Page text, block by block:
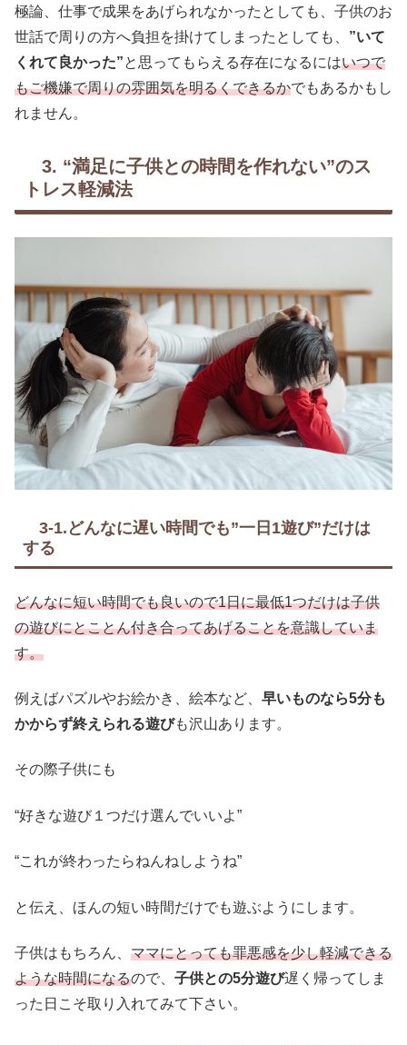
極論、仕事で成果をあげられなかったとしても、子供のお
世話で周りの方へ負担を掛けてしまったとしても、 ”いて
くれて良かった”と思ってもらえる存在になるにはいつで
もご機嫌で周りの雰囲気を明るくできるかでもあるかもし
れません。
3. “満足に子供との時間を作れない”のス
トレス軽減法
3-1.どんなに遅い時間でも”一日1遊び”だけは
する
どんなに短い時間でも良いので1日に最低1つだけは子供
の遊びにとことん付き合ってあげることを意識していま
す。
例えばパズルやお絵かき、絵本など、 早いものなら5分も
かからず終えられる遊びも沢山あります。
その際子供にも
“好きな遊び１つだけ選んでいいよ”
“これが終わったらねんねしようね”
と伝え、ほんの短い時間だけでも遊ぶようにします。
子供はもちろん、 ママにとっても罪悪感を少し軽減できる
ような時間になるので、 子供との5分遊び遅く帰ってしま
った日こそ取り入れてみて下さい。